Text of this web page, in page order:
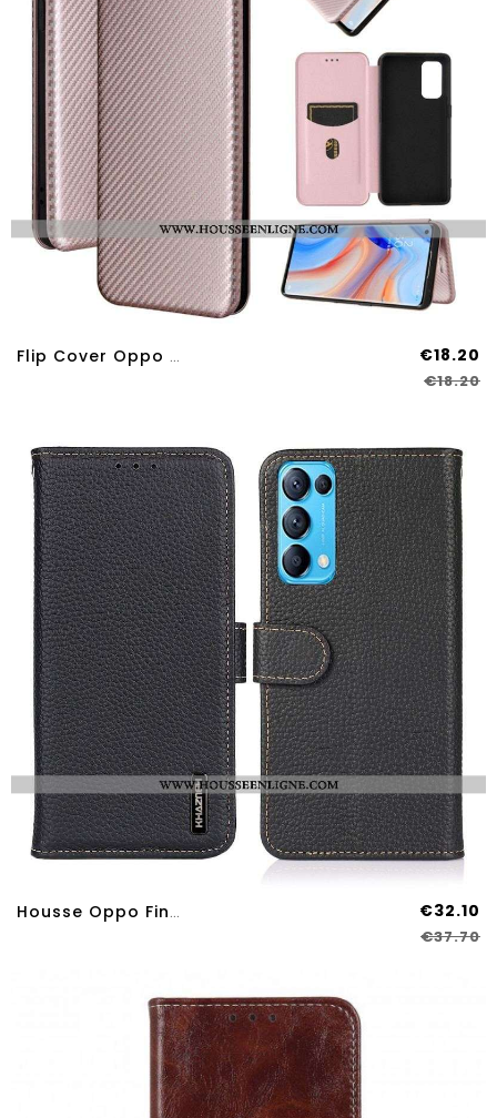
Flip Cover Oppo Find X3 Lite Silicone Carbone Coloré €18.20
€18.20
Housse Oppo Find X3 Lite Cuir Véritable Litchi KHAZNEH €32.10
€37.70